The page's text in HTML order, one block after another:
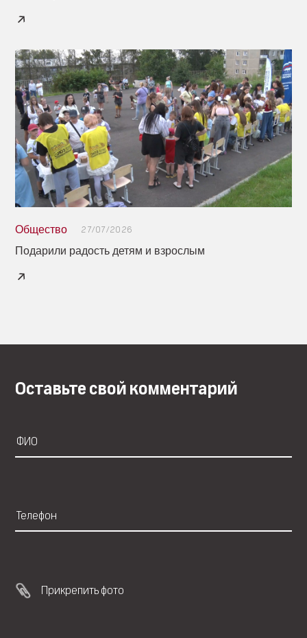
Общество 27/07/2026
Подарили радость детям и взрослым
Оставьте свой комментарий
Прикрепить фото